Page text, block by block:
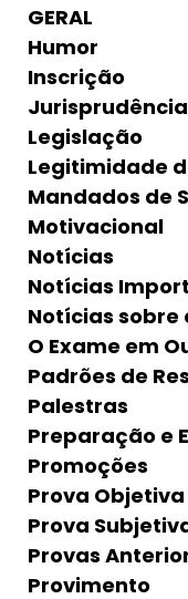
GERAL
Humor
Inscrição
Legislação
Legitimidade
Mandados de
Motivacional
Notícias
Notícias
Notícias sobre
O Exame em
Padrões de
Palestras
Preparação e
Promoções
Prova Objetiva
Prova
Provas
Provimento